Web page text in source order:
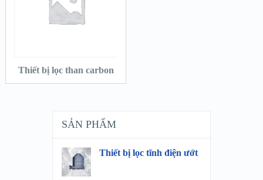
VIEW DETAILS
Thiết bị lọc than carbon
SẢN PHẨM
Thiết bị lọc tĩnh điện ướt